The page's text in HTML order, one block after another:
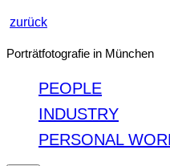
zurück
Porträtfotografie in München
PEOPLE
INDUSTRY
PERSONAL